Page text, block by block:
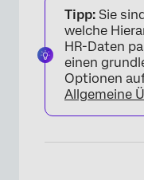
Tipp: Sie
welche
HR-Daten
einen
Optionen
Allgemeine